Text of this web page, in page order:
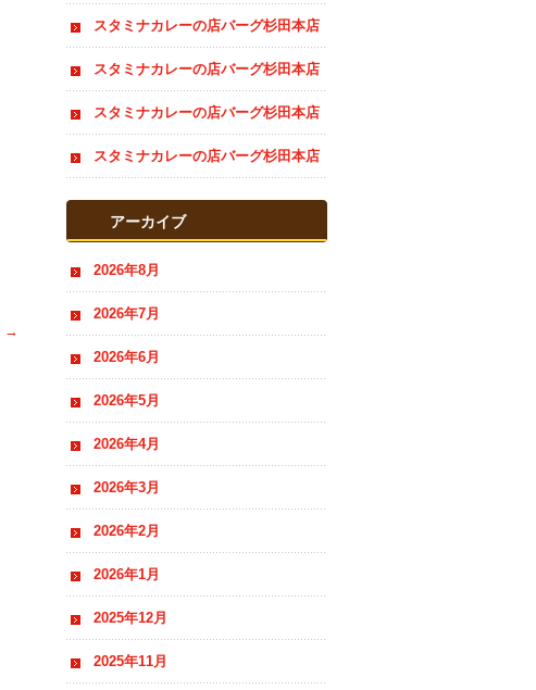
→
夏季休業のお知らせ
スタミナカレーの店バーグ杉田本店
おすすめ情報
スタミナカレーの店バーグ杉田本店
おすすめ情報
スタミナカレーの店バーグ杉田本店
夏季休業のお知らせ
スタミナカレーの店バーグ杉田本店
おすすめ情報
アーカイブ
2026年8月
2026年7月
2026年6月
2026年5月
2026年4月
2026年3月
2026年2月
2026年1月
2025年12月
2025年11月